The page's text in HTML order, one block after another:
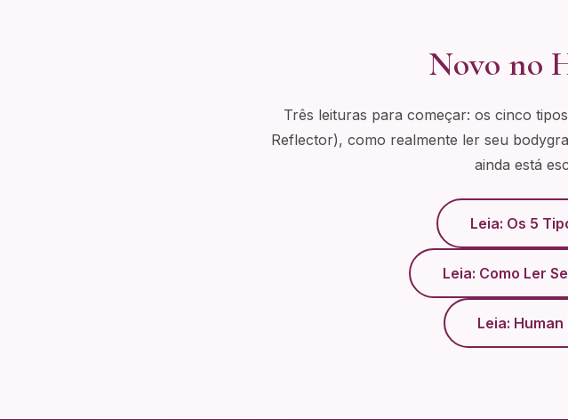
Novo no
Três leituras para começar: os cinco
Reflector), como realmente ler seu
ainda está
Leia: Os 5
Leia: Como Ler
Leia: